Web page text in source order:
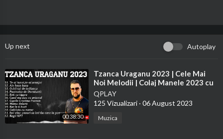
Up next Autoplay
00:38:30
⁣Tzanca Uraganu 2023 | Cele Mai
Noi Melodii | Colaj Manele 2023 cu
Tzanca Uraganu
QPLAY
125 Vizualizari · 06 August 2023
Muzica